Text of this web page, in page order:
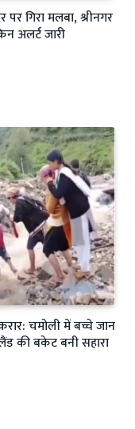
पर गिरा मलबा, श्रीनगर
अलर्ट जारी
चमोली में बच्चे जान
की बकेट बनी सहारा